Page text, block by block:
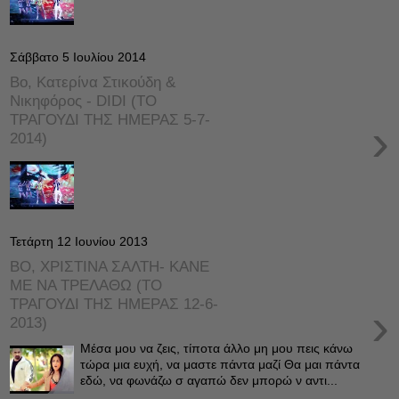
Σάββατο 5 Ιουλίου 2014
Βο, Κατερίνα Στικούδη &
Νικηφόρος - DIDI (ΤΟ
ΤΡΑΓΟΥΔΙ ΤΗΣ ΗΜΕΡΑΣ 5-7-
2014)
›
Τετάρτη 12 Ιουνίου 2013
ΒΟ, ΧΡΙΣΤΙΝΑ ΣΑΛΤΗ- ΚΑΝΕ
ΜΕ ΝΑ ΤΡΕΛΑΘΩ (ΤΟ
ΤΡΑΓΟΥΔΙ ΤΗΣ ΗΜΕΡΑΣ 12-6-
2013)
›
Μέσα μου να ζεις, τίποτα άλλο μη μου πεις κάνω
τώρα μια ευχή, να μαστε πάντα μαζί Θα μαι πάντα
εδώ, να φωνάζω σ αγαπώ δεν μπορώ ν αντι...